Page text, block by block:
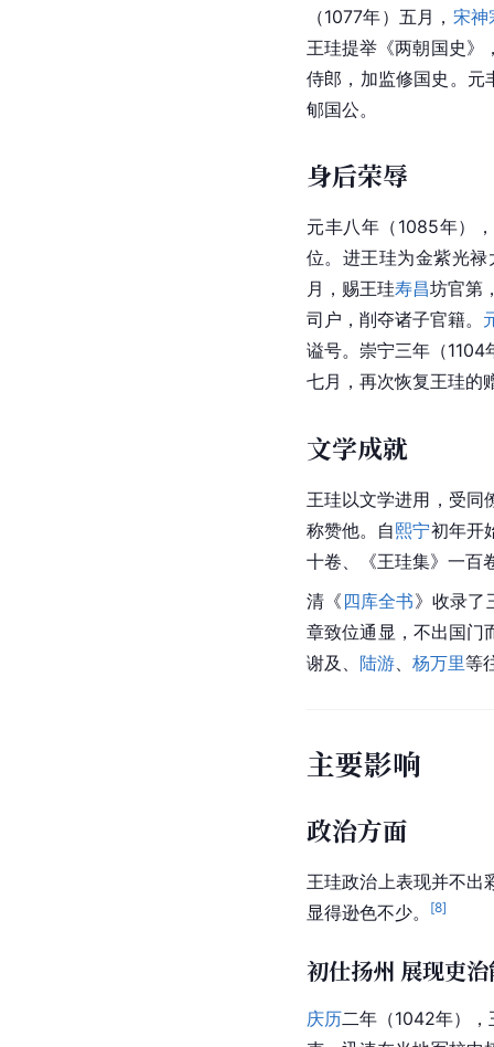
（1077年）五月， 宋神
王珪提举《两朝国史》
侍郎，加监修国史。元
郇国公。
身后荣辱
元丰八年（1085年）
位。进王珪为金紫光
月，赐王珪寿昌坊官第
司户，削夺诸子官籍。
谥号。崇宁三年（1104
七月，再次恢复王珪的
文学成就
王珪以文学进用，受同
称赞他。自熙宁初年开
十卷、《王珪集》一百
清《 四库全书》收录了
章致位通显，不出国门
谢及、 陆游 杨万里等
主要影响
政治方面
王珪政治上表现并不出
显得逊色不少。
[8]
初仕扬州 展现吏
庆历二年（1042年）